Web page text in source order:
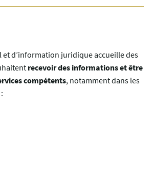
et d’information juridique accueille des
recevoir des informations et être
compétents, notamment dans les